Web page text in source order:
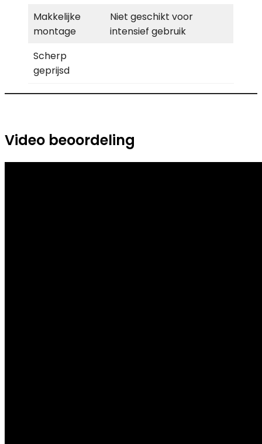
Makkelijke
montage
Niet geschikt voor
intensief gebruik
Scherp
geprijsd
Video beoordeling